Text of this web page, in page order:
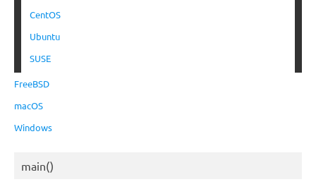
CentOS
Ubuntu
SUSE
FreeBSD
macOS
Windows
main()